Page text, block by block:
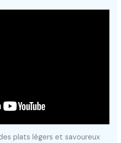
plats légers et savoureux